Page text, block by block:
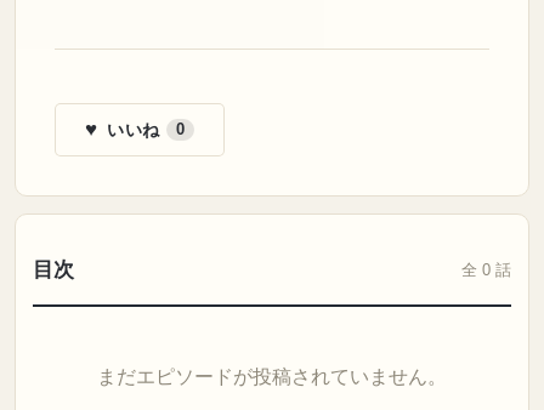
♥ いいね 0
目次 全 0 話
まだエピソードが投稿されていません。